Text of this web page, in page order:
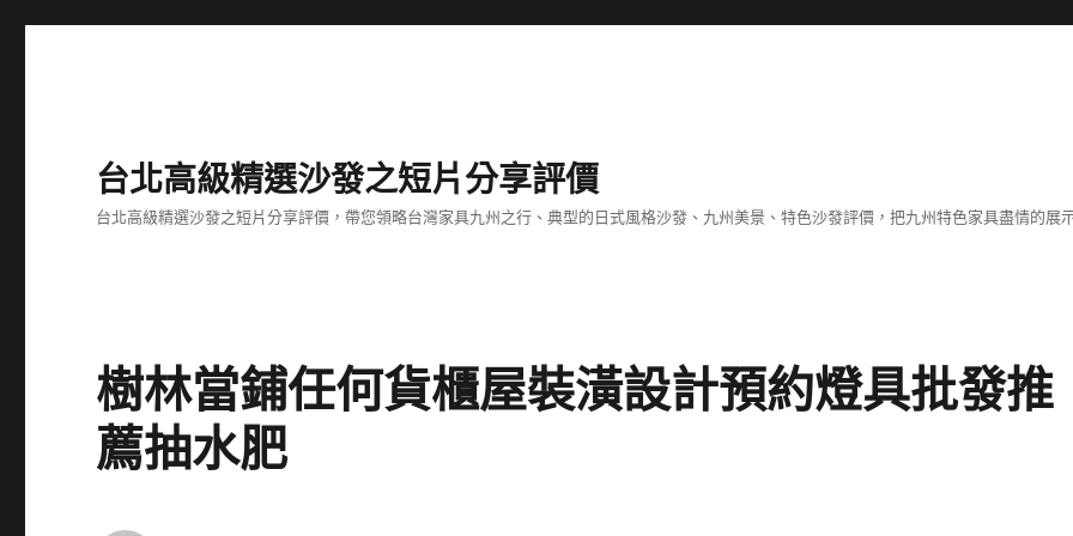
台北高級精選沙發之短片分享評價
台北高級精選沙發之短片分享評價，帶您領略台灣家具九州之行、典型的日式風格沙發、九州美景、特色沙發評價，把九州特色家具盡情的展
樹林當鋪任何貨櫃屋裝潢設計預約燈具批發推
薦抽水肥